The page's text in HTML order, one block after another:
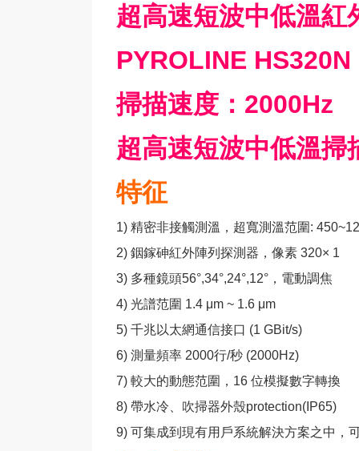
超高速短波中低溫紅
PYROLINE
掃描速度：2000Hz
超高速短波中低溫
特征
1) 精密非接觸測溫，超寬測溫范圍:
2) 銦鎵砷紅外陣列探測器，像素 320× 1
3) 多種鏡頭56°,34°,24°,12°，電動調焦
4) 光譜范圍 1.4 μm ~ 1.6 μm
5) 千兆以太網通信接口 (1 GBit/s)
6) 測量頻率 2000行/秒 (2000Hz)
7) 較大的動態范圍，16 位模擬數字轉換
8) 帶水冷、吹掃器外殼protection(IP65)
9) 可集成到現有用戶系統解決方案之中，